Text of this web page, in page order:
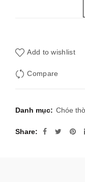
Add to wishlist
Compare
Danh mục: Chóe
Share